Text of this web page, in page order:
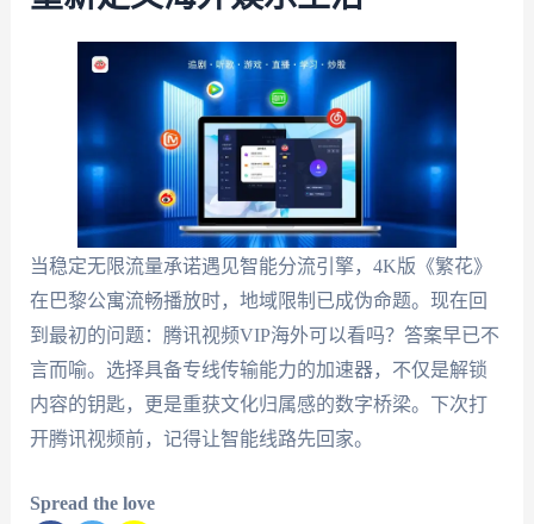
当稳定无限流量承诺遇见智能分流引擎，4K版《繁花》
在巴黎公寓流畅播放时，地域限制已成伪命题。现在回
到最初的问题：腾讯视频VIP海外可以看吗？答案早已不
言而喻。选择具备专线传输能力的加速器，不仅是解锁
内容的钥匙，更是重获文化归属感的数字桥梁。下次打
开腾讯视频前，记得让智能线路先回家。
Spread the love